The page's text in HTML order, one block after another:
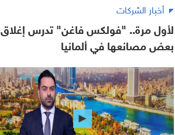
أخبار الشركات
لأول مرة.. "فولكس فاغن" تدرس إغلاق
بعض مصانعها في ألمانيا